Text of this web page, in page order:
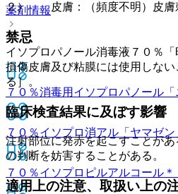
薬剤情報
イソプロパノール消毒液７０％「
７０％消毒用イソプロパノール「
７０％イソプロ消アル「ヤマゼン
７０％イソプロピルアルコール＊
２）． 皮膚：（頻度不明）皮膚
禁忌
損傷皮膚及び粘膜には使用しな
る］。
臨床検査結果に及ぼす影響
注射部位に発赤を起こすことが
の判断を妨害することがある。
適用上の注意、取扱い上の